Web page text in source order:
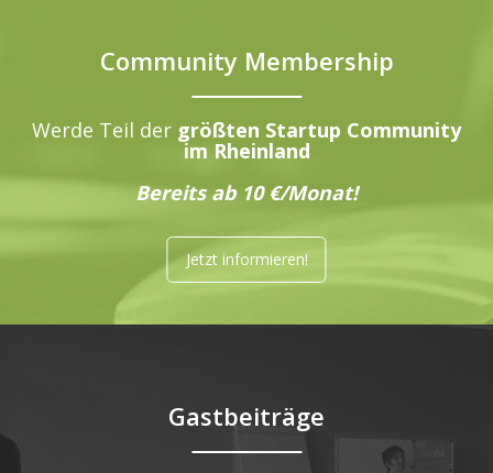
Community Membership
Werde Teil der größten Startup Community
im Rheinland
Bereits ab 10 €/Monat!
Jetzt informieren!
Gastbeiträge